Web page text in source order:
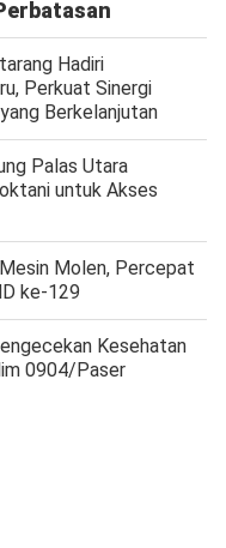
Hadiri
Perkuat Sinergi
Berkelanjutan
Palas Utara
untuk Akses
Molen, Percepat
ke-129
Kesehatan
0904/Paser